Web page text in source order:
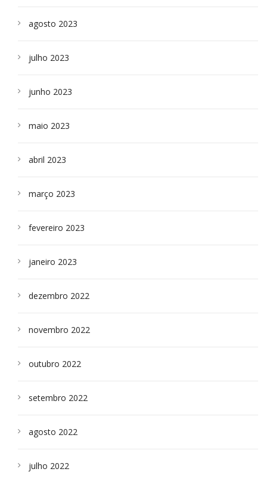
agosto 2023
julho 2023
junho 2023
maio 2023
abril 2023
março 2023
fevereiro 2023
janeiro 2023
dezembro 2022
novembro 2022
outubro 2022
setembro 2022
agosto 2022
julho 2022